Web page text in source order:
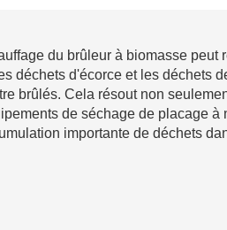
du brûleur à biomasse
déchets d'écorce et les déchets
brûlés. Cela résout non
de séchage de placage
importante de déchets